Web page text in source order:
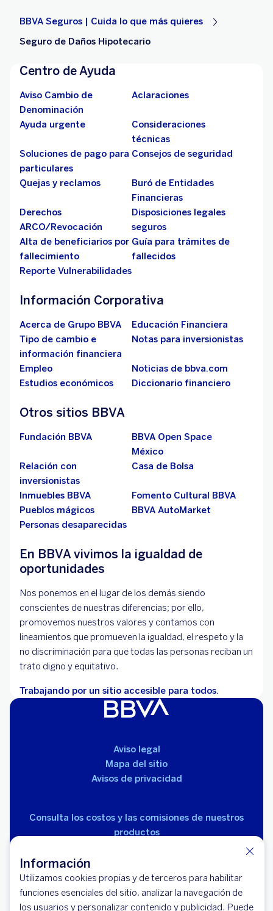
Información
Utilizamos cookies propias y de terceros para habilitar
funciones esenciales del sitio, analizar la navegación de
los usuarios y personalizar contenido y publicidad. Puede
BBVA Seguros | Cuida lo que más quieres
Seguro de Daños Hipotecario
Centro de Ayuda
Aviso Cambio de
Denominación
Aclaraciones
Ayuda urgente
Consideraciones
técnicas
Soluciones de pago para
particulares
Consejos de seguridad
Quejas y reclamos
Buró de Entidades
Financieras
Derechos
ARCO/Revocación
Disposiciones legales
seguros
Alta de beneficiarios por
fallecimiento
Guía para trámites de
fallecidos
Reporte Vulnerabilidades
Información Corporativa
Acerca de Grupo BBVA
Educación Financiera
Tipo de cambio e
información financiera
Notas para inversionistas
Empleo
Noticias de bbva.com
Estudios económicos
Diccionario financiero
Otros sitios BBVA
Fundación BBVA
BBVA Open Space
México
Relación con
inversionistas
Casa de Bolsa
Inmuebles BBVA
Fomento Cultural BBVA
Pueblos mágicos
BBVA AutoMarket
Personas desaparecidas
En BBVA vivimos la igualdad de
oportunidades
Nos ponemos en el lugar de los demás siendo
conscientes de nuestras diferencias; por ello,
promovemos nuestros valores y contamos con
lineamientos que promueven la igualdad, el respeto y la
no discriminación para que todas las personas reciban un
trato digno y equitativo.
Trabajando por un sitio accesible para todos.
Aviso legal
Mapa del sitio
Avisos de privacidad
Consulta los costos y las comisiones de nuestros
productos